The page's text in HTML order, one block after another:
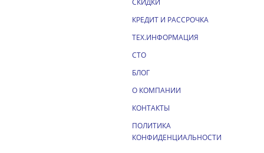
СКИДКИ
КРЕДИТ И РАССРОЧКА
ТЕХ.ИНФОРМАЦИЯ
СТО
БЛОГ
О КОМПАНИИ
КОНТАКТЫ
ПОЛИТИКА
КОНФИДЕНЦИАЛЬНОСТИ